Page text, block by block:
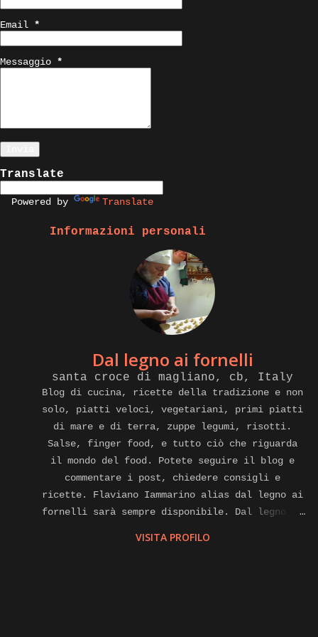
Email *
Messaggio *
Translate
Powered by Translate
Informazioni personali
Dal legno ai fornelli
santa croce di magliano, cb, Italy
Blog di cucina, ricette della tradizione e non
solo, piatti veloci, vegetariani, primi piatti
di mare e di terra, zuppe legumi, risotti.
Salse, finger food, e tutto ciò che riguarda
il mondo del food. Potete seguire il blog e
commentare i post, chiedere consigli e
ricette. Flaviano Iammarino alias dal legno ai
fornelli sarà sempre disponibile. Dal legno ai
VISITA PROFILO